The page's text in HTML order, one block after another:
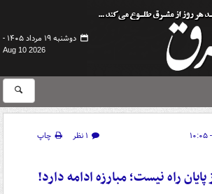
دوشنبه ۱۹ مرداد ۱۴۰۵ -
Aug 10 2026
۱ نظر
چاپ
راه نیست؛ مبارزه ادامه دارد!